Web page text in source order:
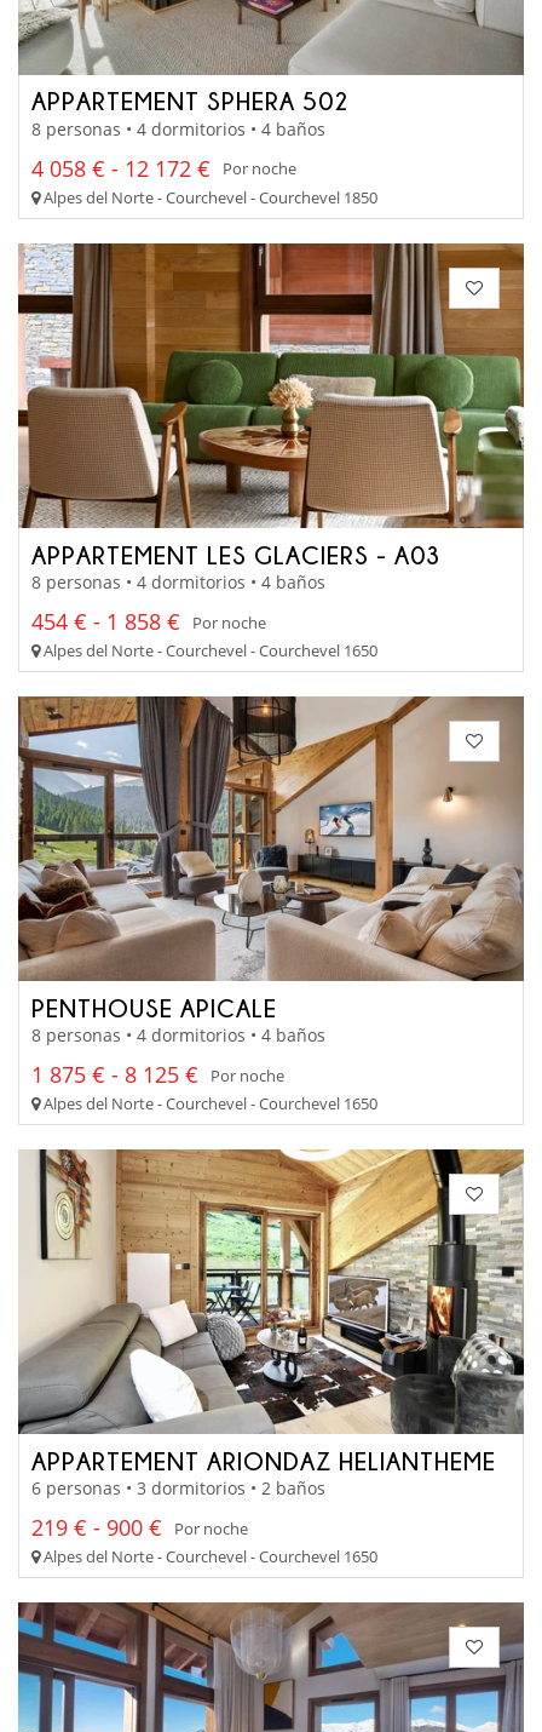
APPARTEMENT SPHERA 502
8 personas • 4 dormitorios • 4 baños
4 058 € - 12 172 €
Por noche
Alpes del Norte - Courchevel - Courchevel 1850
APPARTEMENT LES GLACIERS - A03
8 personas • 4 dormitorios • 4 baños
454 € - 1 858 €
Por noche
Alpes del Norte - Courchevel - Courchevel 1650
PENTHOUSE APICALE
8 personas • 4 dormitorios • 4 baños
1 875 € - 8 125 €
Por noche
Alpes del Norte - Courchevel - Courchevel 1650
APPARTEMENT ARIONDAZ HELIANTHEME
6 personas • 3 dormitorios • 2 baños
219 € - 900 €
Por noche
Alpes del Norte - Courchevel - Courchevel 1650